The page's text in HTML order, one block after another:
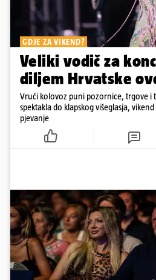
GDJE ZA VIKEND?
Veliki vodič za
diljem Hrvatske
Vrući kolovoz puni pozornice, trgove i
spektakla do klapskog višeglasja,
pjevanje